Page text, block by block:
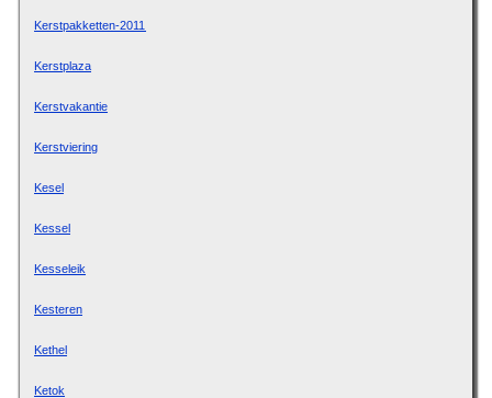
Kerstpakketten-2011
Kerstplaza
Kerstvakantie
Kerstviering
Kesel
Kessel
Kesseleik
Kesteren
Kethel
Ketok